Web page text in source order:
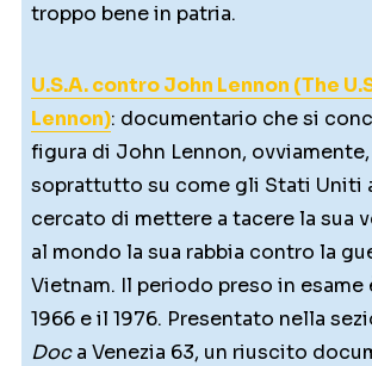
troppo bene in patria.
U.S.A. contro John Lennon (The
Lennon): documentario che si
figura di John Lennon, ovviamente,
soprattutto su come gli Stati Uniti
cercato di mettere a tacere la sua
al mondo la sua rabbia contro la
Vietnam. Il periodo preso in
1966 e il 1976. Presentato nella
Doca Venezia 63, un riuscito